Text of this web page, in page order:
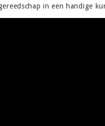
in een handige